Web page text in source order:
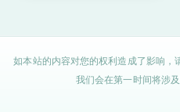
如本站的内容对您的权利造成了影响，
我们会在第一时间将涉